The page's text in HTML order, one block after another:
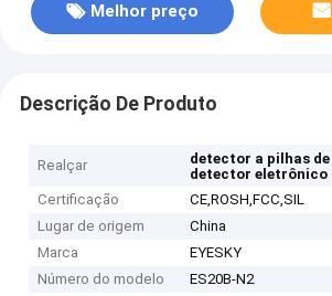
Melhor preço
Descrição De Produto
Realçar detector a pilhas
detector eletrônico
Certificação
CE,ROSH,FCC,SIL
Lugar de origem
China
Marca
EYESKY
Número do modelo
ES20B-N2